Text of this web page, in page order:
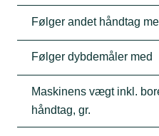
Følger andet håndtag
Følger dybdemåler med
Maskinens vægt inkl.
håndtag, gr.